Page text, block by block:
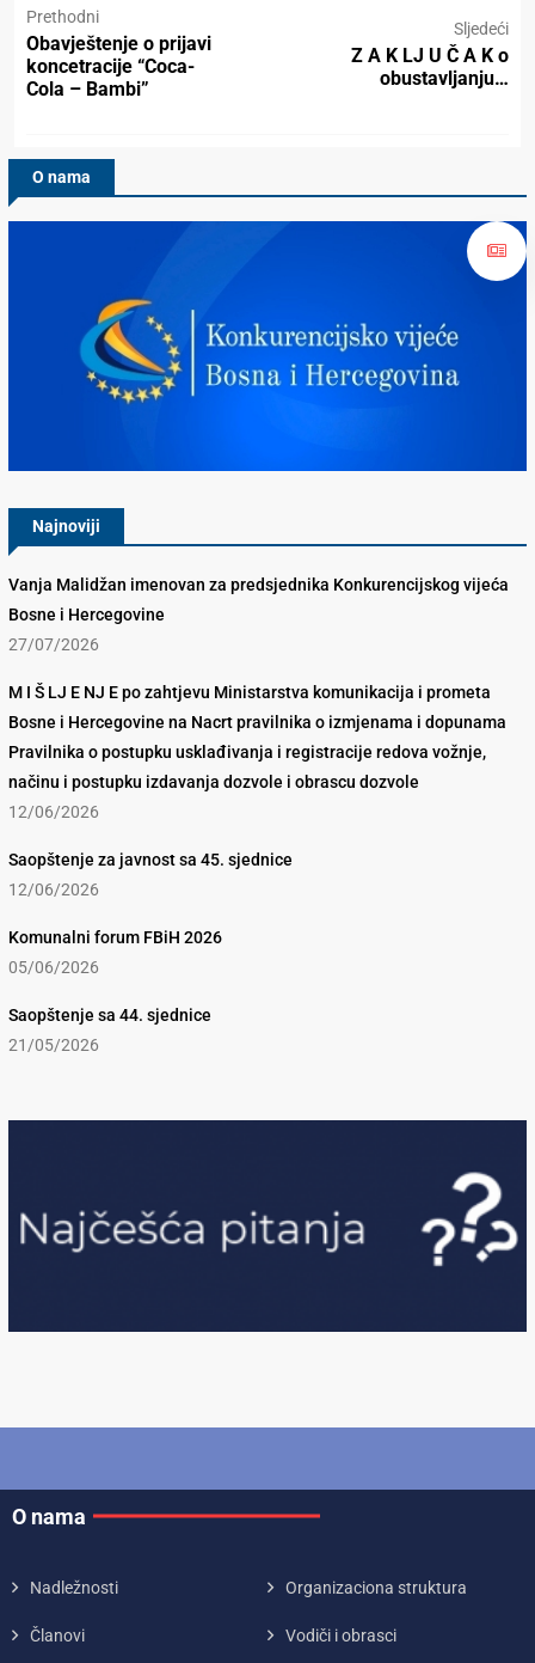
Prethodni
Obavještenje o prijavi
koncetracije “Coca-
Cola – Bambi”
Sljedeći
Z A K LJ U Č A K o
obustavljanju…
O nama
Najnoviji
Vanja Malidžan imenovan za predsjednika Konkurencijskog vijeća
Bosne i Hercegovine
27/07/2026
M I Š LJ E NJ E po zahtjevu Ministarstva komunikacija i prometa
Bosne i Hercegovine na Nacrt pravilnika o izmjenama i dopunama
Pravilnika o postupku usklađivanja i registracije redova vožnje,
načinu i postupku izdavanja dozvole i obrascu dozvole
12/06/2026
Saopštenje za javnost sa 45. sjednice
12/06/2026
Komunalni forum FBiH 2026
05/06/2026
Saopštenje sa 44. sjednice
21/05/2026
O nama
Nadležnosti Organizaciona struktura
Članovi Vodiči i obrasci